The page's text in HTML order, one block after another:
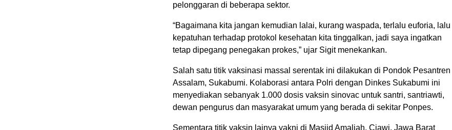
pelonggaran di beberapa sektor.
“Bagaimana kita jangan kemudian lalai, kurang waspada, terlalu euforia, lalu
kepatuhan terhadap protokol kesehatan kita tinggalkan, jadi saya ingatkan
tetap dipegang penegakan prokes,” ujar Sigit menekankan.
Salah satu titik vaksinasi massal serentak ini dilakukan di Pondok Pesantren
Assalam, Sukabumi. Kolaborasi antara Polri dengan Dinkes Sukabumi ini
menyediakan sebanyak 1.000 dosis vaksin sinovac untuk santri, santriawti,
dewan pengurus dan masyarakat umum yang berada di sekitar Ponpes.
Sementara titik vaksin lainya yakni di Masjid Amaliah, Ciawi, Jawa Barat